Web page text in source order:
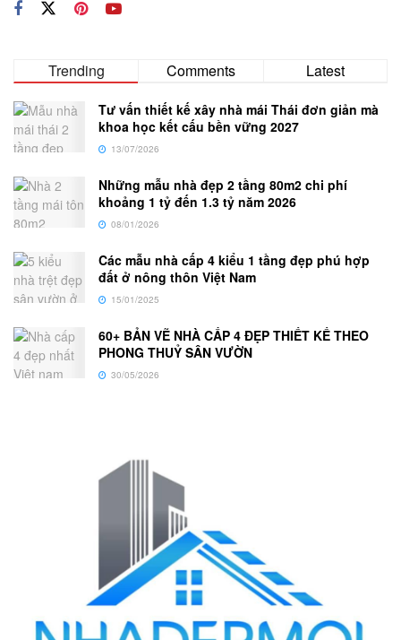
Trending Comments Latest
Tư vấn thiết kế xây nhà mái Thái đơn giản mà
khoa học kết cấu bền vững 2027
13/07/2026
Những mẫu nhà đẹp 2 tầng 80m2 chi phí
khoảng 1 tỷ đến 1.3 tỷ năm 2026
08/01/2026
Các mẫu nhà cấp 4 kiểu 1 tầng đẹp phú hợp
đất ở nông thôn Việt Nam
15/01/2025
60+ BẢN VẼ NHÀ CẤP 4 ĐẸP THIẾT KẾ THEO
PHONG THUỶ SÂN VƯỜN
30/05/2026